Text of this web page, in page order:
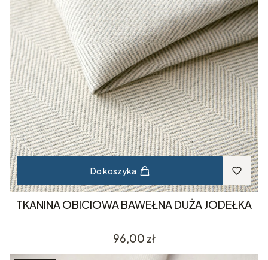
Do koszyka
TKANINA OBICIOWA BAWEŁNA DUŻA JODEŁKA
Cena
96,00 zł